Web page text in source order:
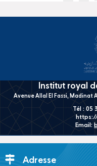
Institut royal
Avenue Allal El Fassi, Madinat
Tél :
Email:
Adresse